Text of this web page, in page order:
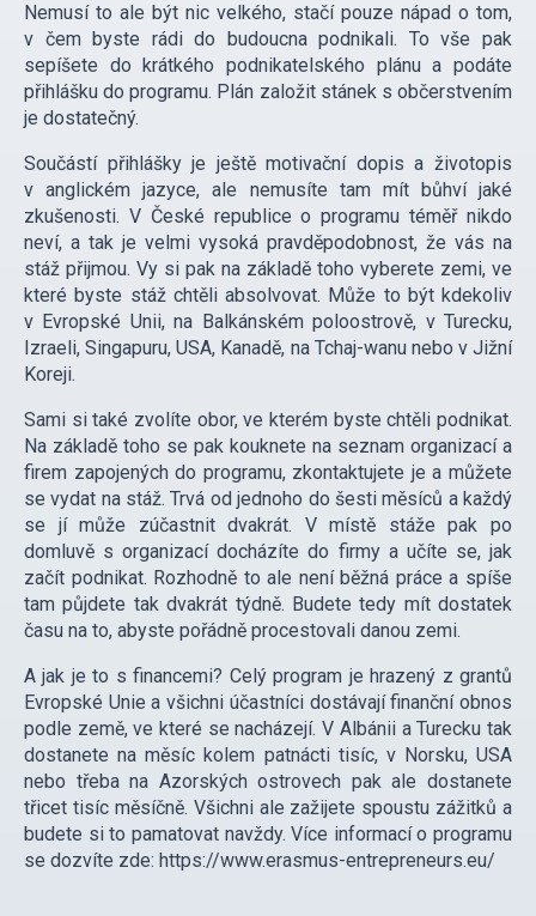
Nemusí to ale být nic velkého, stačí pouze nápad o tom,
v čem byste rádi do budoucna podnikali. To vše pak
sepíšete do krátkého podnikatelského plánu a podáte
přihlášku do programu. Plán založit stánek s občerstvením
je dostatečný.
Součástí přihlášky je ještě motivační dopis a životopis
v anglickém jazyce, ale nemusíte tam mít bůhví jaké
zkušenosti. V České republice o programu téměř nikdo
neví, a tak je velmi vysoká pravděpodobnost, že vás na
stáž přijmou. Vy si pak na základě toho vyberete zemi, ve
které byste stáž chtěli absolvovat. Může to být kdekoliv
v Evropské Unii, na Balkánském poloostrově, v Turecku,
Izraeli, Singapuru, USA, Kanadě, na Tchaj-wanu nebo v Jižní
Koreji.
Sami si také zvolíte obor, ve kterém byste chtěli podnikat.
Na základě toho se pak kouknete na seznam organizací a
firem zapojených do programu, zkontaktujete je a můžete
se vydat na stáž. Trvá od jednoho do šesti měsíců a každý
se jí může zúčastnit dvakrát. V místě stáže pak po
domluvě s organizací docházíte do firmy a učíte se, jak
začít podnikat. Rozhodně to ale není běžná práce a spíše
tam půjdete tak dvakrát týdně. Budete tedy mít dostatek
času na to, abyste pořádně procestovali danou zemi.
A jak je to s financemi? Celý program je hrazený z grantů
Evropské Unie a všichni účastníci dostávají finanční obnos
podle země, ve které se nacházejí. V Albánii a Turecku tak
dostanete na měsíc kolem patnácti tisíc, v Norsku, USA
nebo třeba na Azorských ostrovech pak ale dostanete
třicet tisíc měsíčně. Všichni ale zažijete spoustu zážitků a
budete si to pamatovat navždy. Více informací o programu
se dozvíte zde: https://www.erasmus-entrepreneurs.eu/